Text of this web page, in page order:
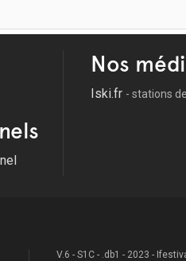
Nos
Iski.fr - stations
V.6 - S1C - .db1 - 2023 -